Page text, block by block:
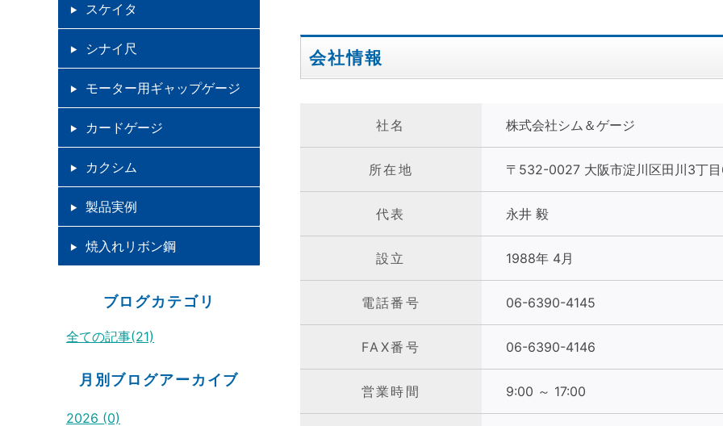
会社情報
社名 株式会社シム＆ゲージ
所在地 〒532-0027 大阪市淀川区田川3丁
代表 永井 毅
設立 1988年 4月
電話番号 06-6390-4145
FAX番号 06-6390-4146
営業時間 9:00 ～ 17:00
スケイタ
シナイ尺
モーター用ギャップゲージ
カードゲージ
カクシム
製品実例
焼入れリボン鋼
ブログカテゴリ
全ての記事(21)
月別ブログアーカイブ
2026 (0)